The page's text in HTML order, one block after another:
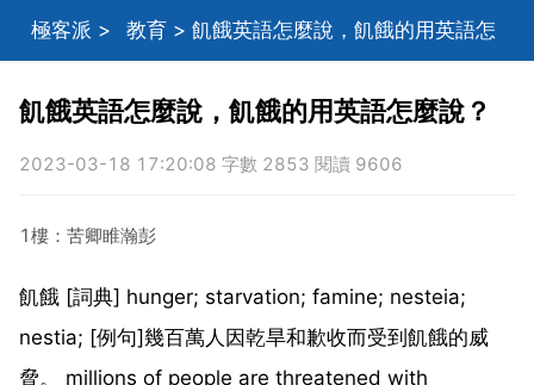
極客派 > 教育 > 飢餓英語怎麼說，飢餓的用英語怎
飢餓英語怎麼說，飢餓的用英語怎麼說？
2023-03-18 17:20:08 字數 2853 閱讀 9606
1樓：苦卿睢瀚彭
飢餓 [詞典] hunger; starvation; famine; nesteia;
nestia; [例句]幾百萬人因乾旱和歉收而受到飢餓的威
脅。 millions of people are threatened with